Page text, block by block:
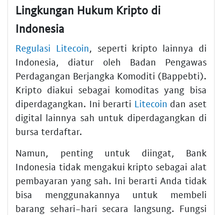
Lingkungan Hukum Kripto di
Indonesia
Regulasi Litecoin, seperti kripto lainnya di
Indonesia, diatur oleh Badan Pengawas
Perdagangan Berjangka Komoditi (Bappebti).
Kripto diakui sebagai komoditas yang bisa
diperdagangkan. Ini berarti Litecoin dan aset
digital lainnya sah untuk diperdagangkan di
bursa terdaftar.
Namun, penting untuk diingat, Bank
Indonesia tidak mengakui kripto sebagai alat
pembayaran yang sah. Ini berarti Anda tidak
bisa menggunakannya untuk membeli
barang sehari-hari secara langsung. Fungsi